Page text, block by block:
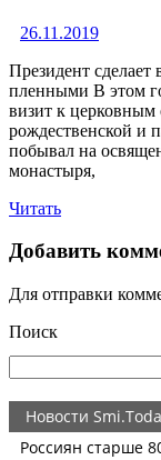
26.11.2019
Президент
пленными В этом
визит к церковным
рождественской и
побывал на
монастыря,
Читать
Добавить
Для отправки
Поиск